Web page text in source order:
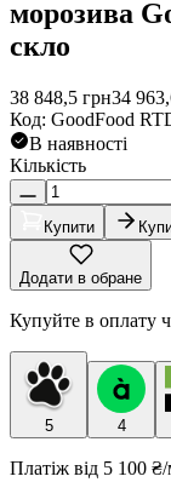
морозива
скло
38 848,5 грн34
Код: GoodFood
В наявності
Кількість
Купити
Додати в обране
Купуйте в оплату
5 4
Платіж від 5 100 ₴/